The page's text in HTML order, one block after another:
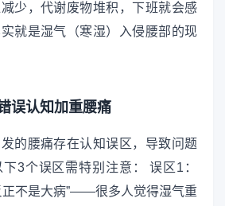
少，代谢废物堆积，下班就会感
就是湿气（寒湿）入侵腰部的现
误认知加重腰痛
的腰痛存在认知误区，导致问题
3个误区需特别注意： 误区1：
正不是大病”——很多人觉得湿气重